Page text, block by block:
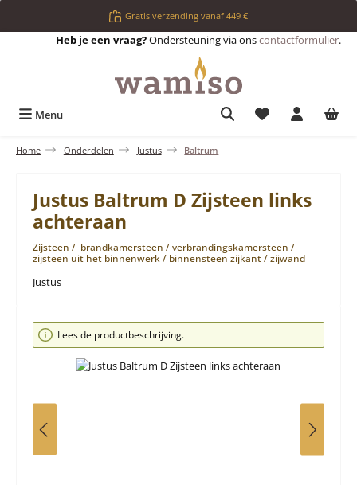
Ga naar de hoofdinhoudGratis verzending vanaf 449 €
Heb je een vraag?Ondersteuning via onscontactformulier.
Menu Je hebt 0 items
Home Onderdelen Justus Baltrum
Justus Baltrum D Zijsteen links
achteraan
Zijsteen / brandkamersteen / verbrandingskamersteen /
zijsteen uit het binnenwerk / binnensteen zijkant / zijwand
Justus
Afbeeldingengalerij overslaan
Lees de productbeschrijving.